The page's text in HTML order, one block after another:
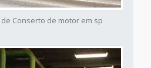
Conserto de motor em sp